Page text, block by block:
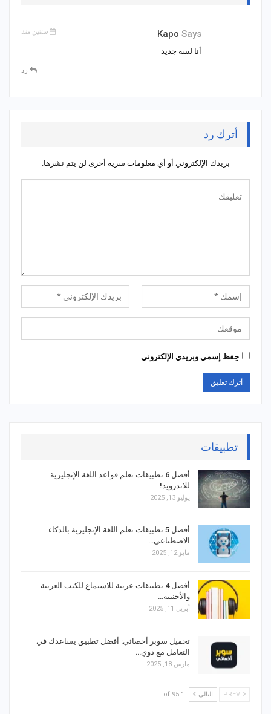
Kapo Says سنتين منذ
أنا لسة جديد
رد
أترك رد
بريدك الإلكتروني أو أي معلومات سرية أخرى لن يتم نشرها.
حِفظ إسمي وبريدي الإلكتروني
تطبيقات
أفضل 6 تطبيقات تعلم قواعد اللغة الإنجليزية
للاندرويد!
يوليو 13, 2025
أفضل 5 تطبيقات تعلم اللغة الإنجليزية بالذكاء
الاصطناعي…
مايو 12, 2025
أفضل 4 تطبيقات عربية للاستماع للكتب العربية
والأجنبية…
أبريل 11, 2025
تحميل سوبر أخصائي: أفضل تطبيق يساعدك في
التعامل مع ذوي…
مارس 18, 2025
التالي 1 of 95